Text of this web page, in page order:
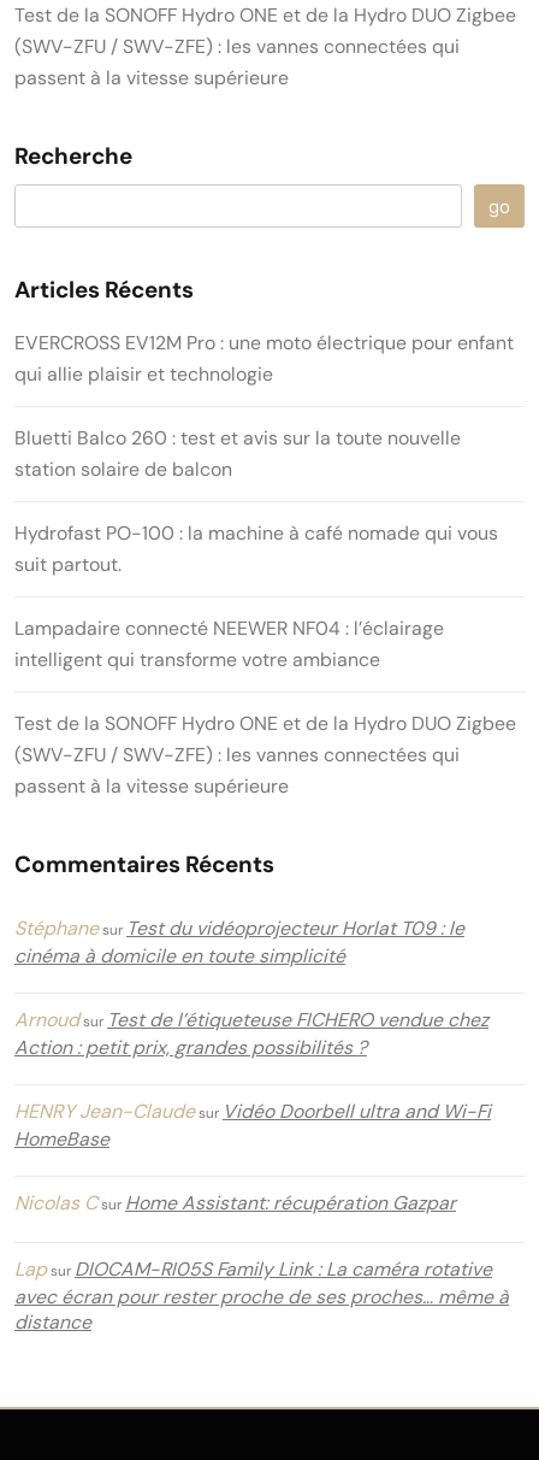
Test de la SONOFF Hydro ONE et de la Hydro DUO Zigbee
(SWV-ZFU / SWV-ZFE) : les vannes connectées qui
passent à la vitesse supérieure
Recherche
go
Articles Récents
EVERCROSS EV12M Pro : une moto électrique pour enfant
qui allie plaisir et technologie
Bluetti Balco 260 : test et avis sur la toute nouvelle
station solaire de balcon
Hydrofast PO-100 : la machine à café nomade qui vous
suit partout.
Lampadaire connecté NEEWER NF04 : l’éclairage
intelligent qui transforme votre ambiance
Test de la SONOFF Hydro ONE et de la Hydro DUO Zigbee
(SWV-ZFU / SWV-ZFE) : les vannes connectées qui
passent à la vitesse supérieure
Commentaires Récents
Stéphanesur Test du vidéoprojecteur Horlat T09 : le
cinéma à domicile en toute simplicité
Arnoudsur Test de l’étiqueteuse FICHERO vendue chez
Action : petit prix, grandes possibilités ?
HENRY Jean-Claudesur Vidéo Doorbell ultra and Wi-Fi
HomeBase
Nicolas Csur Home Assistant: récupération Gazpar
Lapsur DIOCAM-RI05S Family Link : La caméra rotative
avec écran pour rester proche de ses proches… même à
distance